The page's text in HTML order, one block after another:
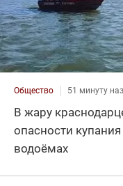
Общество 51 минуту
В жару
опасности
водоёмах